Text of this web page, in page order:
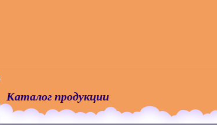
Каталог продукции